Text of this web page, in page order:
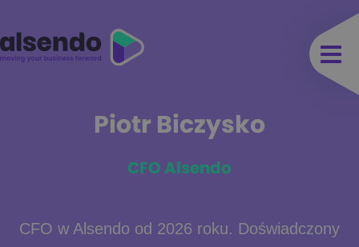
Piotr Biczysko
CFO Alsendo
CFO w Alsendo od 2026 roku. Doświadczony